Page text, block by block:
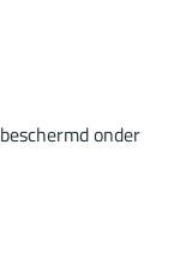
onder